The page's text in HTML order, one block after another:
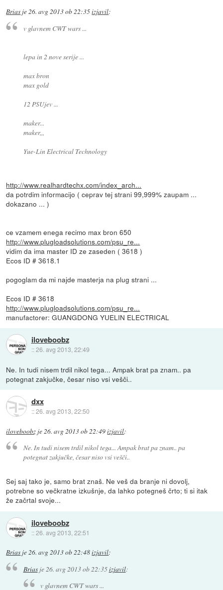
Brias je26. avg 2013 ob 22:35izjavil:
v glavnem CWT wars ...
lepa in 2 nove serije ...
max bron
max gold
12 PSUjev ...
maker...
maker,,,
Yue-Lin Electrical Technology
http://www.realhardtechx.com/index_arch...
da potrdim informacijo ( ceprav tej strani 99,999% zaupam ...
dokazano ... )
ce vzamem enega recimo max bron 650
http://www.plugloadsolutions.com/psu_re...
vidim da ima master ID ze zaseden ( 3618 )
Ecos ID # 3618.1
pogoglam da mi najde masterja na plug strani ...
Ecos ID # 3618
http://www.plugloadsolutions.com/psu_re...
manufactorer: GUANGDONG YUELIN ELECTRICAL
iloveboobz
::26. avg 2013, 22:49
Ne. In tudi nisem trdil nikol tega... Ampak brat pa znam.. pa
potegnat zakjučke, česar niso vsi vešči..
dxx
::26. avg 2013, 22:50
iloveboobz je26. avg 2013 ob 22:49izjavil:
Ne. In tudi nisem trdil nikol tega... Ampak brat pa znam.. pa
potegnat zakjučke, česar niso vsi vešči..
Sej saj tako je, samo brat znaš. Ne veš da branje ni dovolj,
potrebne so večkratne izkušnje, da lahko potegneš črto; ti si itak
že začrtal svoje...
iloveboobz
::26. avg 2013, 22:51
Brias je26. avg 2013 ob 22:48izjavil:
Briasje26. avg 2013 ob 22:35izjavil:
v glavnem CWT wars ...